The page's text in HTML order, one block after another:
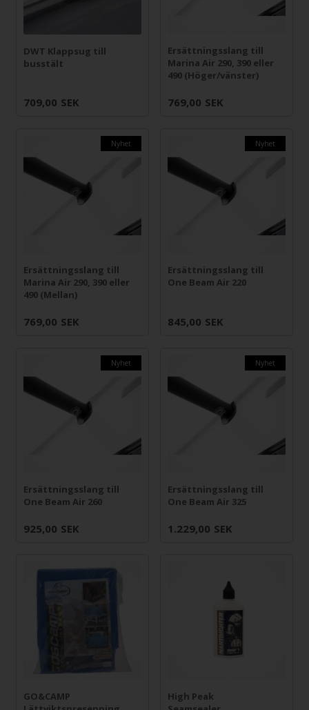
DWT Klappsug till
busstält
709,00 SEK
Ersättningsslang till
Marina Air 290, 390 eller
490 (Höger/vänster)
769,00 SEK
Nyhet
Ersättningsslang till
Marina Air 290, 390 eller
490 (Mellan)
769,00 SEK
Nyhet
Ersättningsslang till
One Beam Air 220
845,00 SEK
Nyhet
Ersättningsslang till
One Beam Air 260
925,00 SEK
Nyhet
Ersättningsslang till
One Beam Air 325
1.229,00 SEK
GO&CAMP
High Peak